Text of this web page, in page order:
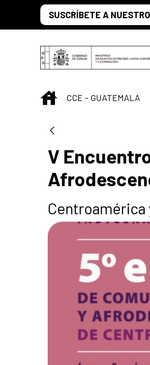
Saltar al contenido principal
SUSCRÍBETE A
INICIO
CCE - GUATEMALA
V
Centroamérica